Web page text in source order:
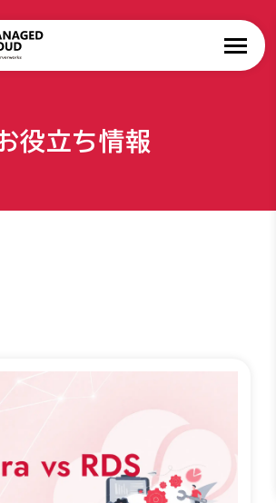
役立ち情報